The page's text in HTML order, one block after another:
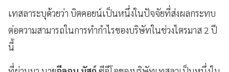
เทสลาระบุด้วยว่า บิตคอยน์เป็นหนึ่งในปัจจัยที่ส่งผลกระทบ
ต่อความสามารถในการทำกำไรของบริษัทในช่วงไตรมาส 2 ปี
นี้